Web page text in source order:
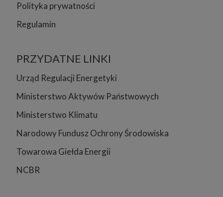
Polityka prywatności
Regulamin
PRZYDATNE LINKI
Urząd Regulacji Energetyki
Ministerstwo Aktywów Państwowych
Ministerstwo Klimatu
Narodowy Fundusz Ochrony Środowiska
Towarowa Giełda Energii
NCBR